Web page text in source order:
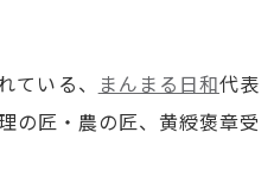
いる、 まんまる日和代表
の匠・農の匠、黄綬褒章受